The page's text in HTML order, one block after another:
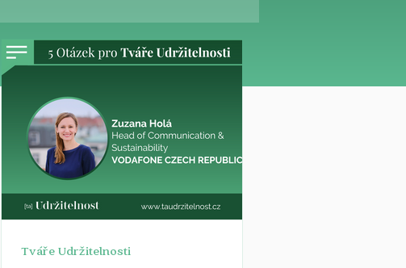
Tváře Udržitelnosti